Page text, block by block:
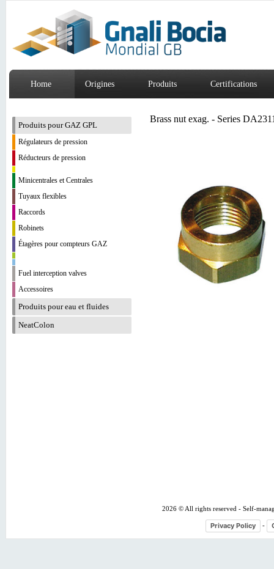
Home Origines Produits Certifications
Produits pour GAZ GPL
Régulateurs de pression
Réducteurs de pression
Minicentrales et Centrales
Tuyaux flexibles
Raccords
Robinets
Étagères pour compteurs GAZ
Fuel interception valves
Accessoires
Produits pour eau et fluides
NeatColon
Brass nut exag. - Series
2026 © All rights reserved - Self-
Privacy Policy -